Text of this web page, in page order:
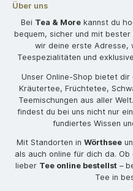
Über uns
Bei Tea & Morekannst du
bequem, sicher und mit
wir deine erste Adresse,
Teespezialitäten und
Unser Online-Shop bietet
Kräutertee, Früchtetee,
Teemischungen aus aller
findest du bei uns nicht nur
fundiertes Wissen
Mit Standorten in Wörthsee
als auch online für dich da.
lieber Tee online bestellst–
Tee in